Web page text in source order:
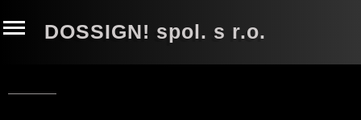
DOSSIGN! spol. s r.o.